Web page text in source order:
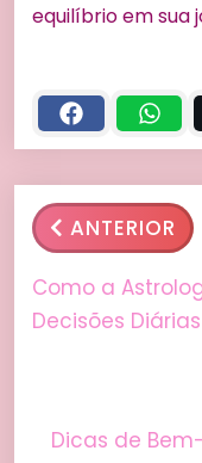
equilíbrio em sua
ANTERIOR
Como a
Decisões Diárias
Dicas de